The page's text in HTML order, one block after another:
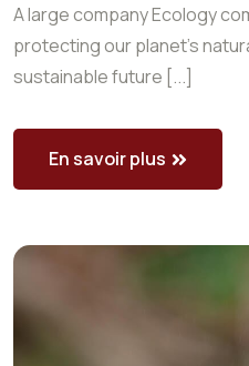
A large company Ecology
protecting our planet’s
sustainable future [...]
En savoir plus